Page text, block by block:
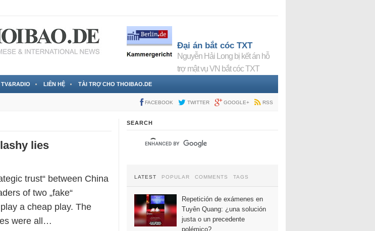
Đại án bắt cóc TXT
Nguyễn Hải Long bị kết án hỗ
trợ mật vụ VN bắt cóc TXT
TV&RADIO LIÊN HỆ TÀI TRỢ CHO THOIBAO.DE
FACEBOOK TWITTER GOOGLE+ RSS
lies
trust“ between China
of two „fake“
a cheap play. The
were all…
SEARCH
LATEST POPULAR COMMENTS TAGS
Repetición de exámenes en
Tuyên Quang: ¿una solución
justa o un precedente
polémico?